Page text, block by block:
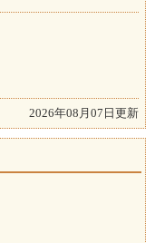
2026年08月07日更新